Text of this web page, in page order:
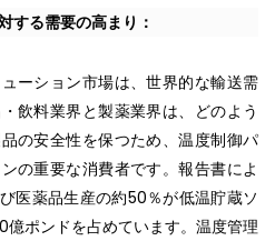
する需要の高まり：
ーション市場は、世界的な輸送需
飲料業界と製薬業界は、どのよう
の安全性を保つため、温度制御パ
の重要な消費者です。報告書によ
医薬品生産の約50％が低温貯蔵ソ
ポンドを占めています。温度管理